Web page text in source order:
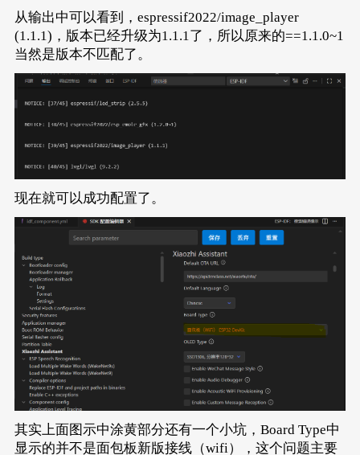
从输出中可以看到，espressif2022/image_player
(1.1.1)，版本已经升级为1.1.1了，所以原来的==1.1.0~1
当然是版本不匹配了。
现在就可以成功配置了。
其实上面图示中涂黄部分还有一个小坑，Board Type中
显示的并不是面包板新版接线（wifi），这个问题主要